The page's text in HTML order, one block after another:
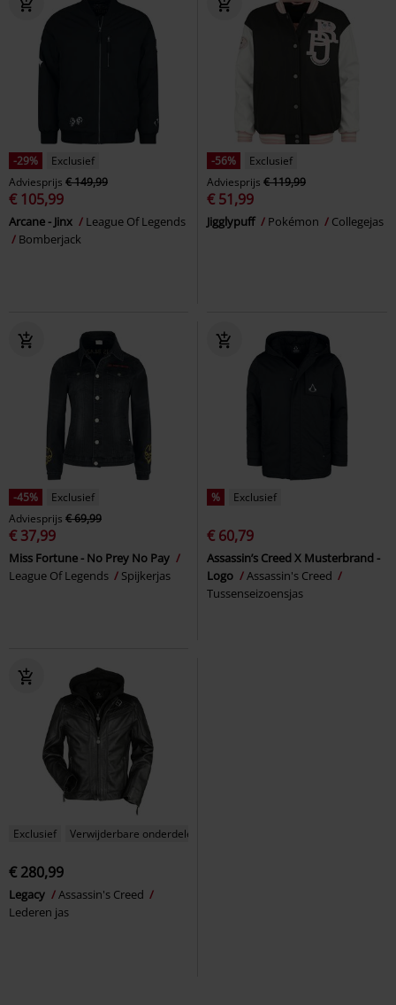
-29%
Exclusief
Adviesprijs € 149,99
€ 105,99
Arcane - Jinx
League Of Legends
Bomberjack
-56%
Exclusief
Adviesprijs € 119,99
€ 51,99
Jigglypuff Pokémon Collegejas
-45%
Exclusief
Adviesprijs € 69,99
€ 37,99
Miss Fortune - No Prey No Pay
League Of Legends
Spijkerjas
% Exclusief
€ 60,79
Assassin’s Creed X Musterbrand -
Logo
Assassin's Creed
Tussenseizoensjas
Exclusief Verwijderbare onderdelen
€ 280,99
Legacy
Assassin's Creed
Lederen jas